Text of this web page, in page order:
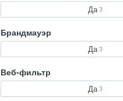
Да3
Брандмауэр
Да3
Веб-фильтр
Да3